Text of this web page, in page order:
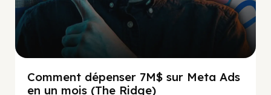
Comment dépenser 7M$ sur Meta Ads
en un mois (The Ridge)